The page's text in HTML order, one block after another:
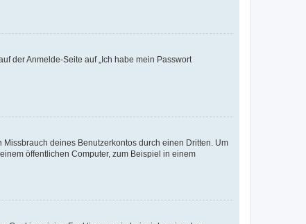
der Anmelde-Seite auf „Ich habe mein Passwort
deines Benutzerkontos durch einen Dritten. Um
öffentlichen Computer, zum Beispiel in einem